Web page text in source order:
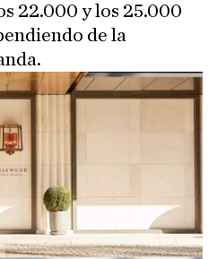
22.000 y los 25.000
de la